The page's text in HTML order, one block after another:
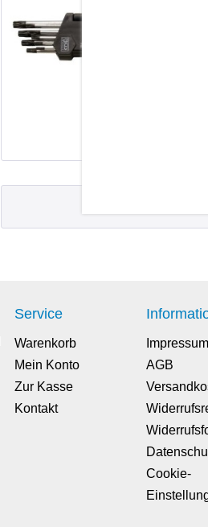
Service
Warenkorb
Mein Konto
Zur Kasse
Kontakt
Impressum
AGB
Cookie-